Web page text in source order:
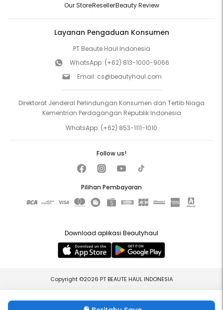
Our StoreResellerBeauty Review
Layanan Pengaduan Konsumen
PT Beaute Haul Indonesia
WhatsApp: (+62) 813-1000-9066
Email: cs@beautyhaul.com
Direktorat Jenderal Perlindungan Konsumen dan Tertib Niaga
Kementrian Perdagangan Republik Indonesia
WhatsApp: (+62) 853-1111-1010
Pilihan Pembayaran
Follow us!
Download aplikasi Beautyhaul
Copyright ©2026 PT BEAUTE HAUL INDONESIA